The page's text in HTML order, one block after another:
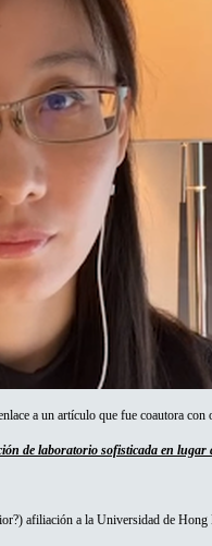
a un artículo que fue coautora
de laboratorio sofisticada en
afiliación a la Universidad de